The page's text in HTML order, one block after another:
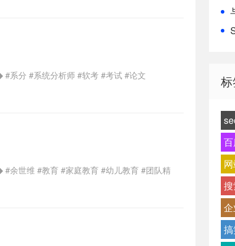
#系分 #系统分析师 #软考 #考试 #论文
#余世维 #教育 #家庭教育 #幼儿教育 #团队精